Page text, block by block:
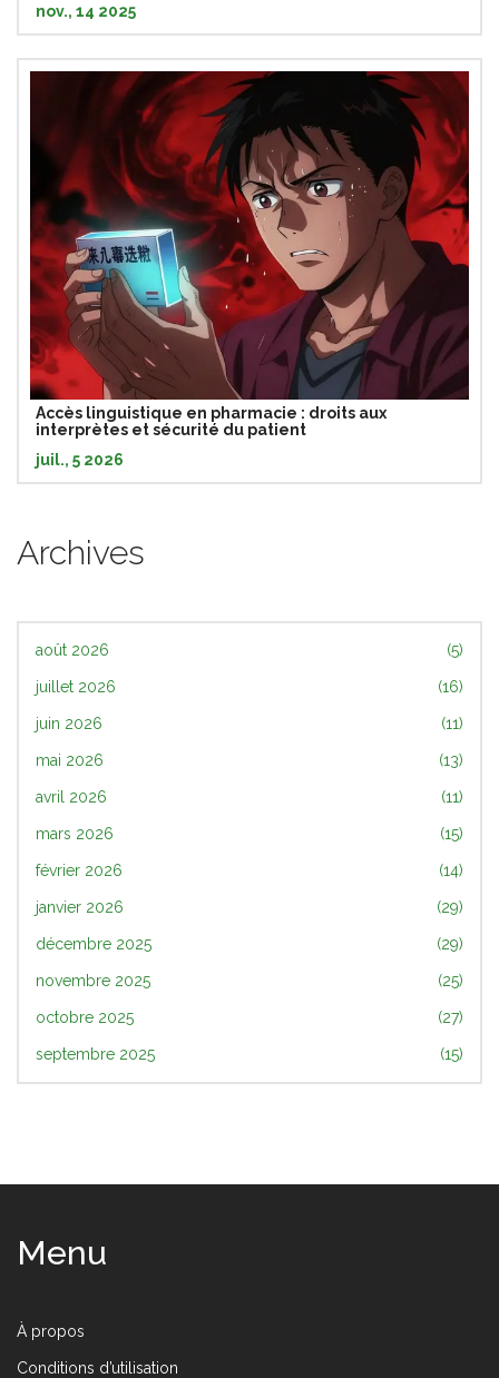
nov., 14 2025
Accès linguistique en pharmacie : droits aux
interprètes et sécurité du patient
juil., 5 2026
Archives
août 2026 (5)
juillet 2026 (16)
juin 2026 (11)
mai 2026 (13)
avril 2026 (11)
mars 2026 (15)
février 2026 (14)
janvier 2026 (29)
décembre 2025 (29)
novembre 2025 (25)
octobre 2025 (27)
septembre 2025 (15)
Menu
À propos
Conditions d’utilisation